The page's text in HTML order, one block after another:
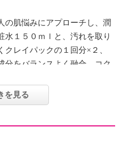
の肌悩みにアプローチし、潤
水１５０ｍｌと、汚れを取り
レイパックの１回分×２、
分をバランスよく融合、コク
ヤ肌へ導くクリーム１回分×
相乳化）技術を用いた、みず
水）】
を見る